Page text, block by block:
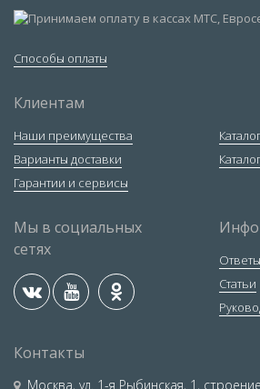
Способы оплаты
Клиентам
Наши преимущества
Варианты доставки
Гарантии и сервисы
Мы в социальных
сетях
Статьи
Контакты
Москва, ул. 1-я Рыбинская, 1,